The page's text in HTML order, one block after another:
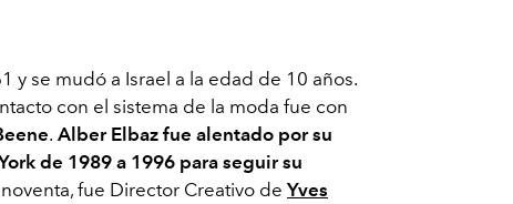
y se mudó a Israel a la edad de 10 años.
con el sistema de la moda fue con
. Alber Elbaz fue alentado por su
de 1989 a 1996 para seguir su
fue Director Creativo de Yves